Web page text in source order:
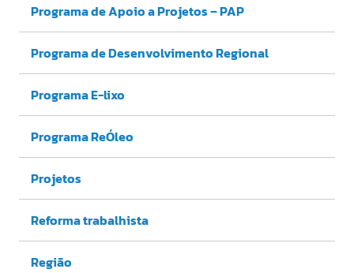
Programa de Apoio a Projetos – PAP
Programa de Desenvolvimento Regional
Programa E-lixo
Programa ReÓleo
Projetos
Reforma trabalhista
Região